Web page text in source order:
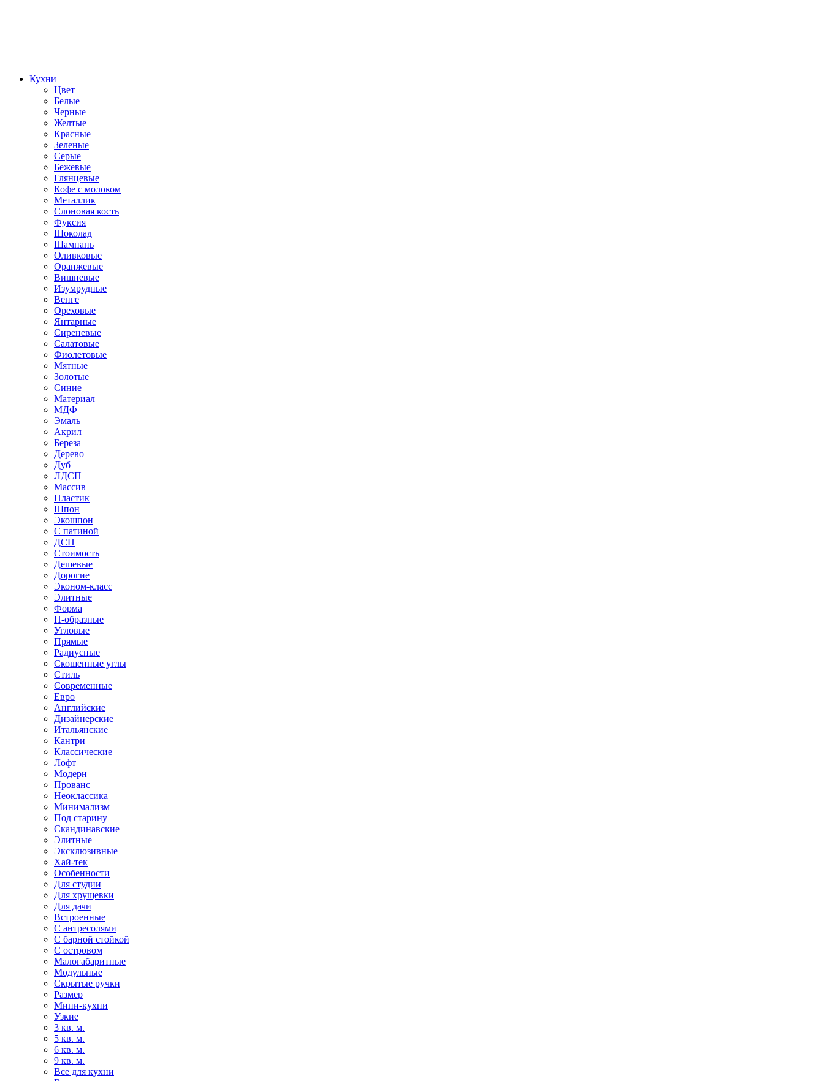
Кухни
Цвет
Белые
Черные
Желтые
Красные
Зеленые
Серые
Бежевые
Глянцевые
Кофе с молоком
Металлик
Слоновая кость
Фуксия
Шоколад
Шампань
Оливковые
Оранжевые
Вишневые
Изумрудные
Венге
Ореховые
Янтарные
Сиреневые
Салатовые
Фиолетовые
Мятные
Золотые
Синие
Материал
МДФ
Эмаль
Акрил
Береза
Дерево
Дуб
ЛДСП
Массив
Пластик
Шпон
Экошпон
С патиной
ДСП
Стоимость
Дешевые
Дорогие
Эконом-класс
Элитные
Форма
П-образные
Угловые
Прямые
Радиусные
Скошенные углы
Стиль
Современные
Евро
Английские
Дизайнерские
Итальянские
Кантри
Классические
Лофт
Модерн
Прованс
Неоклассика
Минимализм
Под старину
Скандинавские
Элитные
Эксклюзивные
Хай-тек
Особенности
Для студии
Для хрущевки
Для дачи
Встроенные
С антресолями
С барной стойкой
С островом
Малогабаритные
Модульные
Скрытые ручки
Размер
Мини-кухни
Узкие
3 кв. м.
5 кв. м.
6 кв. м.
9 кв. м.
Все для кухни